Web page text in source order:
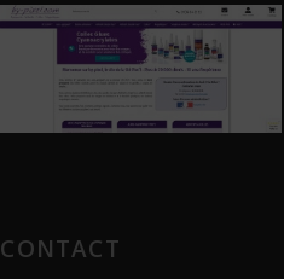
CONTACT